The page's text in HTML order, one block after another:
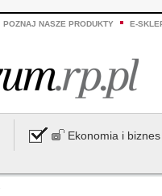
POZNAJ NASZE PRODUKTY E-
Ekonomia i biznes